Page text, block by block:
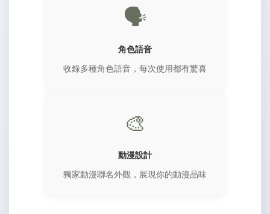
🗣️
角色語音
收錄多種角色語音，每次使用都有驚喜
🎨
動漫設計
獨家動漫聯名外觀，展現你的動漫品味